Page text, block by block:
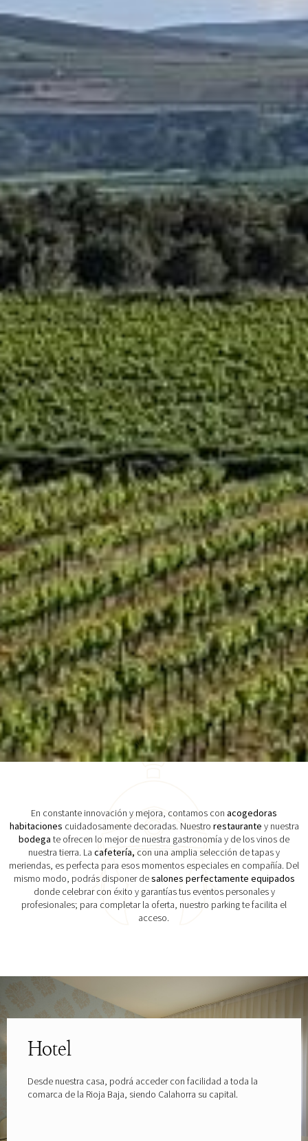
En constante innovación y mejora, contamos con acogedoras
habitaciones cuidadosamente decoradas. Nuestro restaurante y nuestra
bodega te ofrecen lo mejor de nuestra gastronomía y de los vinos de
nuestra tierra. La cafetería, con una amplia selección de tapas y
meriendas, es perfecta para esos momentos especiales en compañía. Del
mismo modo, podrás disponer desalones perfectamente equipados
donde celebrar con éxito y garantías tus eventos personales y
profesionales; para completar la oferta, nuestro parking te facilita el
acceso.
Hotel
Desde nuestra casa, podrá acceder con facilidad a toda la
comarca de la Rioja Baja, siendo Calahorra su capital.